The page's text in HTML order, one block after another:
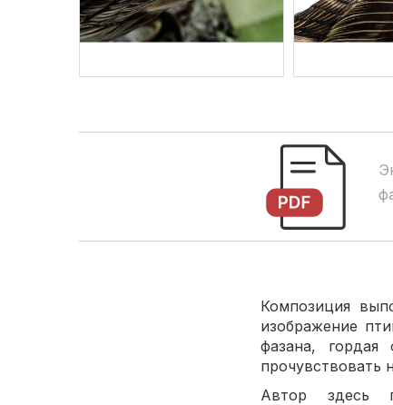
Композиция
изображение
фазана,
прочувствовать
Автор здесь